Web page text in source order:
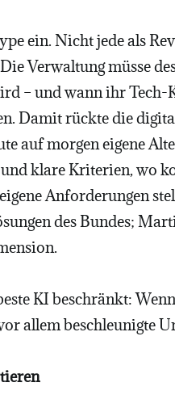
ein. Nicht jede als
Verwaltung müsse
– und wann ihr Tech-
Damit rückte die
auf morgen eigene
klare Kriterien, wo
Anforderungen
des Bundes;
KI beschränkt:
allem beschleunigte